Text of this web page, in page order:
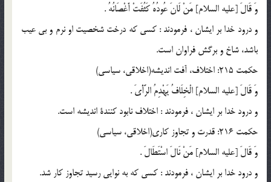
وَ قَالَ [عليه السلام] مَنْ لَانَ عُودُهُ كَثُفَتْ أَغْصَانُهُ .
و درود خدا بر ایشان ، فرمودند : كسى كه درخت شخصيت او نرم و بى عيب
باشد، شاخ و برگش فراوان است.
حكمت 215: اختلاف، آفت انديشه(اخلاقى، سياسى)
وَ قَالَ [عليه السلام] الْخِلَافُ يَهْدِمُ الرَّأْيَ .
و درود خدا بر ایشان ، فرمودند : اختلاف نابود كنندة انديشه است.
حكمت 216: قدرت و تجاوز كارى(اخلاقى، سياسى)
وَ قَالَ [عليه السلام] مَنْ نَالَ اسْتَطَالَ .
و درود خدا بر ایشان ، فرمودند : كسى كه به نوايى رسيد تجاوز كار شد.